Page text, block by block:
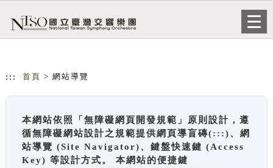
::: 首頁 > 網站導覽
本網站依照「無障礙網頁開發規範」原則設計，遵
循無障礙網站設計之規範提供網頁導盲磚(:::)、網
站導覽 (Site Navigator)、鍵盤快速鍵 (Access
Key) 等設計方式。 本網站的便捷鍵